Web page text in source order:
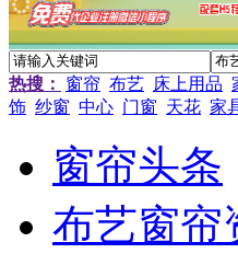
热搜： 窗帘 布艺 床上用品
饰 纱窗 中心 门窗 天花 家
窗帘头条
布艺窗帘